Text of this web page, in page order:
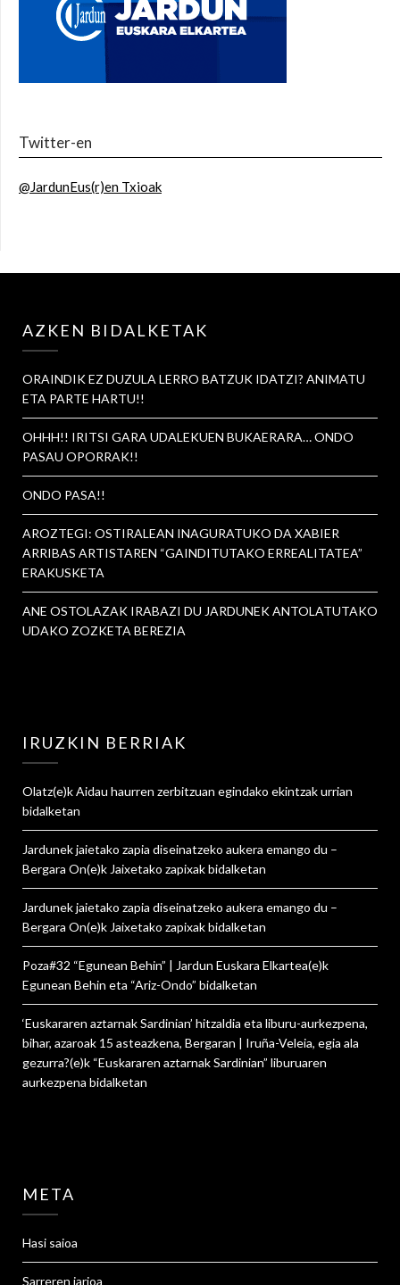
Twitter-en
@JardunEus(r)en Txioak
AZKEN BIDALKETAK
ORAINDIK EZ DUZULA LERRO BATZUK IDATZI? ANIMATU
ETA PARTE HARTU!!
OHHH!! IRITSI GARA UDALEKUEN BUKAERARA… ONDO
PASAU OPORRAK!!
ONDO PASA!!
AROZTEGI: OSTIRALEAN INAGURATUKO DA XABIER
ARRIBAS ARTISTAREN “GAINDITUTAKO ERREALITATEA”
ERAKUSKETA
ANE OSTOLAZAK IRABAZI DU JARDUNEK ANTOLATUTAKO
UDAKO ZOZKETA BEREZIA
IRUZKIN BERRIAK
Olatz(e)kAidau haurren zerbitzuan egindako ekintzak urrian
bidalketan
Jardunek jaietako zapia diseinatzeko aukera emango du –
Bergara On(e)k Jaixetako zapixakbidalketan
Jardunek jaietako zapia diseinatzeko aukera emango du –
Bergara On(e)k Jaixetako zapixakbidalketan
Poza#32 “Egunean Behin” | Jardun Euskara Elkartea(e)k
Egunean Behin eta “Ariz-Ondo” bidalketan
‘Euskararen aztarnak Sardinian’ hitzaldia eta liburu-aurkezpena,
bihar, azaroak 15 asteazkena, Bergaran | Iruña-Veleia, egia ala
gezurra?(e)k “Euskararen aztarnak Sardinian” liburuaren
aurkezpena bidalketan
META
Hasi saioa
Sarreren jarioa